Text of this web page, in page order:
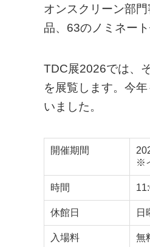
オンスクリーン部
品、63のノミネー
TDC展2026では、
を展覧します。今
いました。
開催期間
※
時間
休館日 日
入場料 無